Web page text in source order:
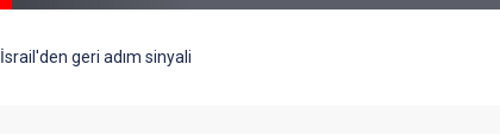
İsrail'den geri adım sinyali